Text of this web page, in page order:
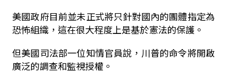
美國政府目前並未正式將只針對國內的團體指定為
恐怖組織，這在很大程度上是基於憲法的保護。
但美國司法部一位知情官員說，川普的命令將開啟
廣泛的調查和監視授權。